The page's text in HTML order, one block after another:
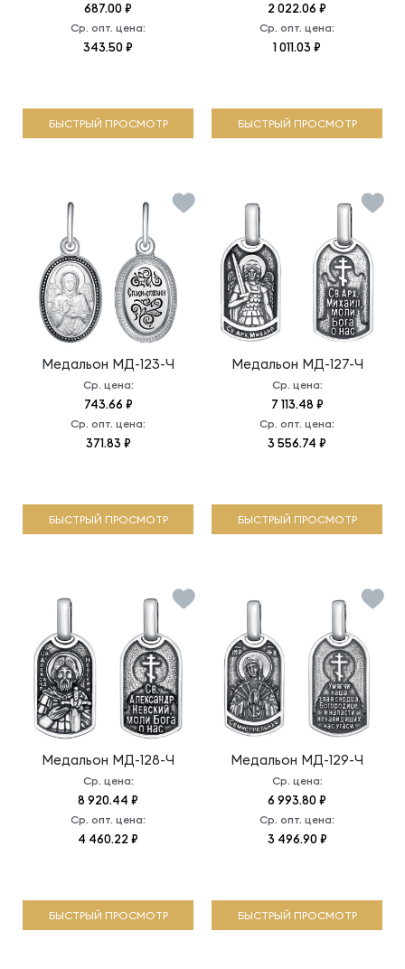
687.00 ₽
Ср. опт. цена:
343.50 ₽
БЫСТРЫЙ ПРОСМОТР
2 022.06 ₽
Ср. опт. цена:
1 011.03 ₽
БЫСТРЫЙ ПРОСМОТР
Медальон МД-123-Ч
Ср. цена:
743.66 ₽
Ср. опт. цена:
371.83 ₽
БЫСТРЫЙ ПРОСМОТР
Медальон МД-127-Ч
Ср. цена:
7 113.48 ₽
Ср. опт. цена:
3 556.74 ₽
БЫСТРЫЙ ПРОСМОТР
Медальон МД-128-Ч
Ср. цена:
8 920.44 ₽
Ср. опт. цена:
4 460.22 ₽
БЫСТРЫЙ ПРОСМОТР
Медальон МД-129-Ч
Ср. цена:
6 993.80 ₽
Ср. опт. цена:
3 496.90 ₽
БЫСТРЫЙ ПРОСМОТР